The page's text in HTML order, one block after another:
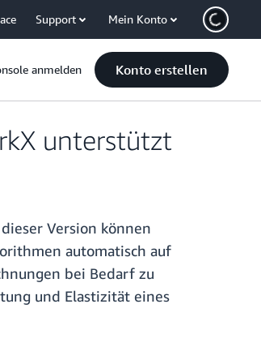
Support Mein Konto
anmelden Konto erstellen
unterstützt
Version können
automatisch auf
bei Bedarf zu
und Elastizität eines